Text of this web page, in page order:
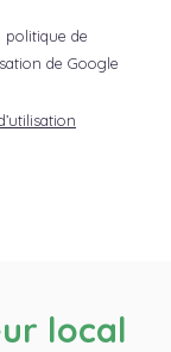
politique de
de Google
local